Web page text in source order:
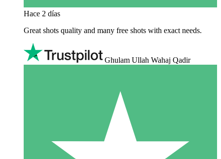
Hace 2 días
Great shots quality and many free shots with exact needs.
Ghulam Ullah Wahaj Qadir